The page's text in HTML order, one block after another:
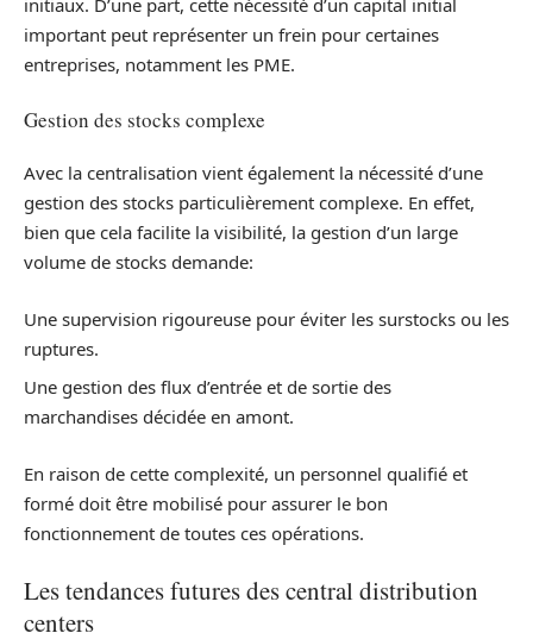
initiaux. D’une part, cette nécessité d’un capital initial
important peut représenter un frein pour certaines
entreprises, notamment les PME.
Gestion des stocks complexe
Avec la centralisation vient également la nécessité d’une
gestion des stocks particulièrement complexe. En effet,
bien que cela facilite la visibilité, la gestion d’un large
volume de stocks demande:
Une supervision rigoureuse pour éviter les surstocks ou les
ruptures.
Une gestion des flux d’entrée et de sortie des
marchandises décidée en amont.
En raison de cette complexité, un personnel qualifié et
formé doit être mobilisé pour assurer le bon
fonctionnement de toutes ces opérations.
Les tendances futures des central distribution
centers